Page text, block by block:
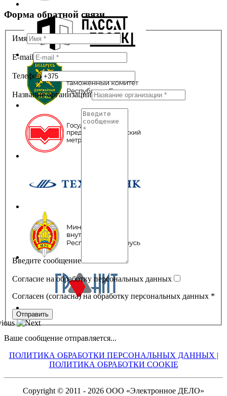
Форма обратной связи
Имя
E-mail
Телефон
Название организации
Введите сообщение
Согласие на обработку персональных данных
Согласен (согласна) на обработку персональных данных *
Ваше сообщение отправляется...
ПОЛИТИКА ОБРАБОТКИ ПЕРСОНАЛЬНЫХ ДАННЫХ |
ПОЛИТИКА ОБРАБОТКИ COOKIE
Copyright © 2011 - 2026 ООО «Электронное ДЕЛО»